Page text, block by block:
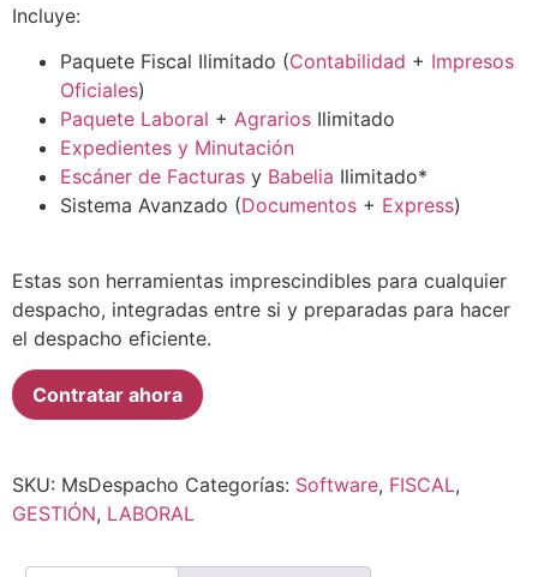
Incluye:
Paquete Fiscal Ilimitado (Contabilidad + Impresos
Oficiales)
Paquete Laboral + Agrarios Ilimitado
Expedientes y Minutación
Escáner de Facturas y Babelia Ilimitado*
Sistema Avanzado (Documentos + Express)
Estas son herramientas imprescindibles para cualquier
despacho, integradas entre si y preparadas para hacer
el despacho eficiente.
Contratar ahora
SKU: MsDespacho Categorías: Software, FISCAL,
GESTIÓN, LABORAL